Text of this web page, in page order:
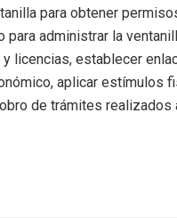
para obtener
administrar la
licencias, establecer
aplicar estímulos
de trámites